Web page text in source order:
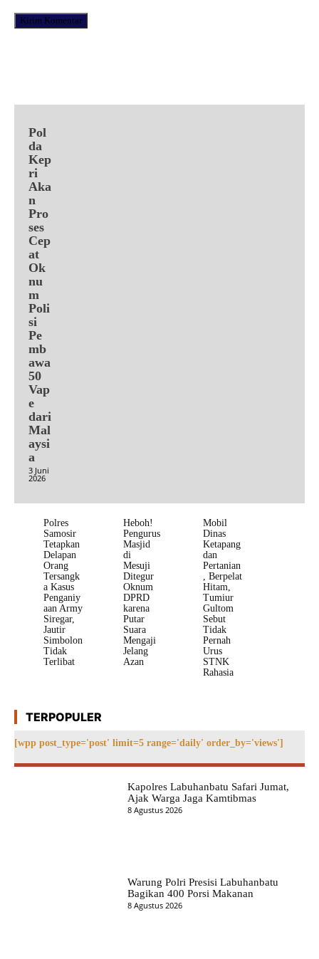
Pol
da
Kep
ri
Aka
n
Pro
ses
Cep
at
Ok
nu
m
Poli
si
Pe
mb
awa
50
Vap
e
dari
Mal
aysi
a
3 Juni
2026
Polres
Samosir
Tetapkan
Delapan
Orang
Tersangk
a Kasus
Penganiy
aan Army
Siregar,
Jautir
Simbolon
Tidak
Terlibat
Heboh!
Pengurus
Masjid
di
Mesuji
Ditegur
Oknum
DPRD
karena
Putar
Suara
Mengaji
Jelang
Azan
Mobil
Dinas
Ketapang
dan
Pertanian
, Berpelat
Hitam,
Tumiur
Gultom
Sebut
Tidak
Pernah
Urus
STNK
Rahasia
TERPOPULER
[wpp post_type='post' limit=5 range='daily' order_by='views']
Kapolres Labuhanbatu Safari Jumat,
Ajak Warga Jaga Kamtibmas
8 Agustus 2026
Warung Polri Presisi Labuhanbatu
Bagikan 400 Porsi Makanan
8 Agustus 2026